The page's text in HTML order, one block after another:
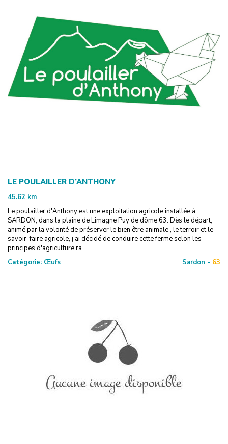
LE POULAILLER D’ANTHONY
45.62 km
Le poulailler d'Anthony est une exploitation agricole installée à
SARDON, dans la plaine de Limagne Puy de dôme 63. Dès le départ,
animé par la volonté de préserver le bien être animale , le terroir et le
savoir-faire agricole, j'ai décidé de conduire cette ferme selon les
principes d'agriculture ra...
Catégorie: Œufs Sardon - 63